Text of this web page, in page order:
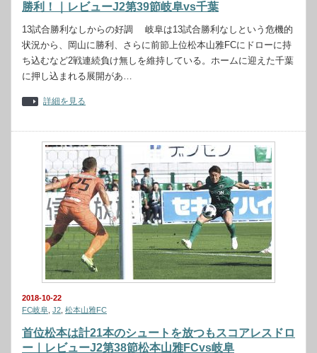
勝利！｜レビューJ2第39節岐阜vs千葉
13試合勝利なしからの好調 岐阜は13試合勝利なしという危機的
状況から、岡山に勝利、さらに前節上位松本山雅FCにドローに持
ち込むなど2戦連続負け無しを維持している。ホームに迎えた千葉
に押し込まれる展開があ…
詳細を見る
2018-10-22
FC岐阜 J2 松本山雅FC
首位松本は計21本のシュートを放つもスコアレスドロ
ー｜レビューJ2第38節松本山雅FCvs岐阜